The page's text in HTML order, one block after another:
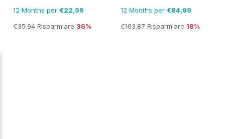
12 Months per €22,99
€35.94 Risparmiare 36%
12 Months per €84,99
€103.87 Risparmiare 18%